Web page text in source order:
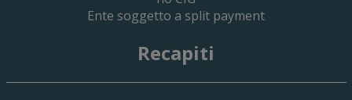
Ente soggetto a split payment
Recapiti